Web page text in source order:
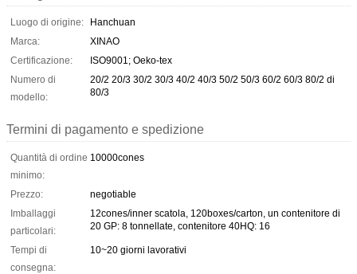
Luogo di origine:
Hanchuan
Marca:
XINAO
Certificazione:
ISO9001; Oeko-tex
Numero di
modello:
20/2 20/3 30/2 30/3 40/2 40/3 50/2 50/3 60/2 60/3 80/2 di
80/3
Termini di pagamento e spedizione
Quantità di ordine
minimo:
10000cones
Prezzo:
negotiable
Imballaggi
particolari:
12cones/inner scatola, 120boxes/carton, un contenitore di
20 GP: 8 tonnellate, contenitore 40HQ: 16
Tempi di
consegna:
10~20 giorni lavorativi